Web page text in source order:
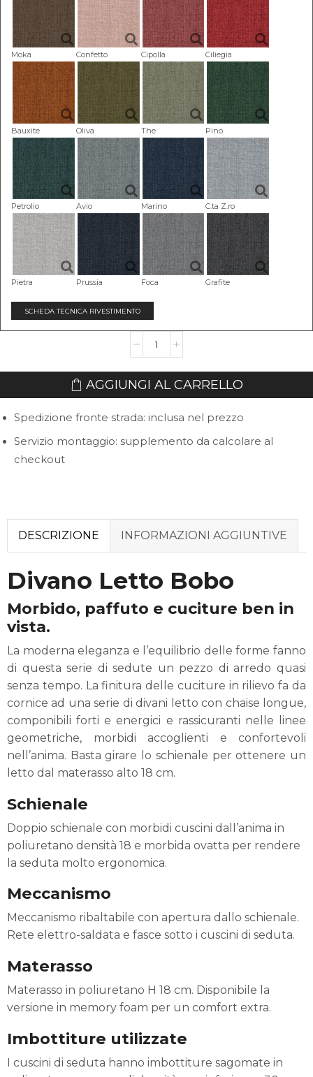
SCHEDA TECNICA RIVESTIMENTO
Moka Confetto Cipolla Ciliegia
Bauxite Oliva The Pino
Petrolio Avio Marino C.ta Z.ro
Pietra Prussia Foca Grafite
Divano
Letto
Bobo
quantità
AGGIUNGI AL CARRELLO
Spedizione fronte strada: inclusa nel prezzo
Servizio montaggio: supplemento da calcolare al
checkout
DESCRIZIONE INFORMAZIONI AGGIUNTIVE
Divano Letto Bobo
Morbido, paffuto e cuciture ben in
vista.
La moderna eleganza e l’equilibrio delle forme fanno
di questa serie di sedute un pezzo di arredo quasi
senza tempo. La finitura delle cuciture in rilievo fa da
cornice ad una serie di divani letto con chaise longue,
componibili forti e energici e rassicuranti nelle linee
geometriche, morbidi accoglienti e confortevoli
nell’anima. Basta girare lo schienale per ottenere un
letto dal materasso alto 18 cm.
Schienale
Doppio schienale con morbidi cuscini dall’anima in
poliuretano densità 18 e morbida ovatta per rendere
la seduta molto ergonomica.
Meccanismo
Meccanismo ribaltabile con apertura dallo schienale.
Rete elettro-saldata e fasce sotto i cuscini di seduta.
Materasso
Materasso in poliuretano H 18 cm. Disponibile la
versione in memory foam per un comfort extra.
Imbottiture utilizzate
I cuscini di seduta hanno imbottiture sagomate in